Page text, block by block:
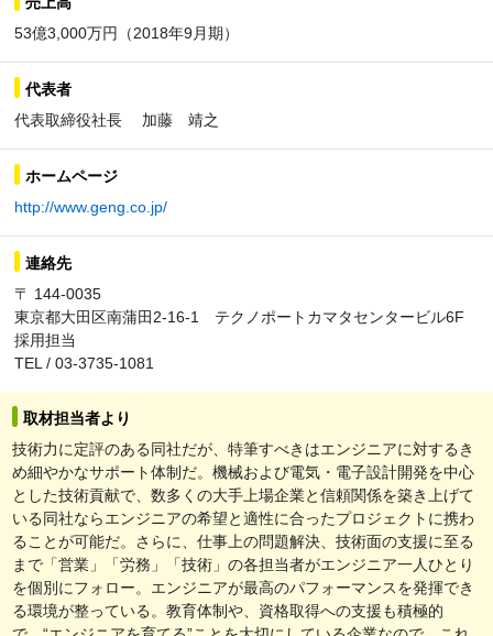
53億3,000万円（2018年9月期）
代表者
代表取締役社長 加藤 靖之
ホームページ
http://www.geng.co.jp/
連絡先
〒 144-0035
東京都大田区南蒲田2-16-1 テクノポートカマタセンタービル6F
採用担当
TEL / 03-3735-1081
取材担当者より
技術力に定評のある同社だが、特筆すべきはエンジニアに対するき
め細やかなサポート体制だ。機械および電気・電子設計開発を中心
とした技術貢献で、数多くの大手上場企業と信頼関係を築き上げて
いる同社ならエンジニアの希望と適性に合ったプロジェクトに携わ
ることが可能だ。さらに、仕事上の問題解決、技術面の支援に至る
まで「営業」「労務」「技術」の各担当者がエンジニア一人ひとり
を個別にフォロー。エンジニアが最高のパフォーマンスを発揮でき
る環境が整っている。教育体制や、資格取得への支援も積極的